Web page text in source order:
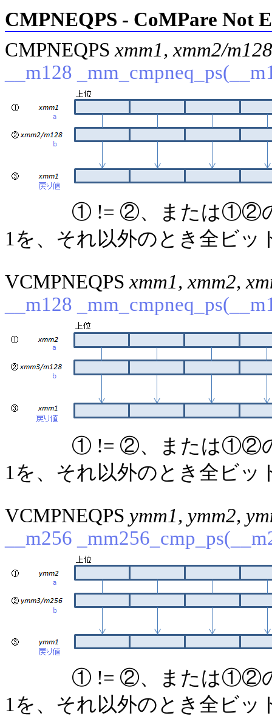
CMPNEQPS - CoMPare Not
CMPNEQPS xmm1, xmm2/m128
__m128
① != ②、または①②の
1を、それ以外のとき全ビ
VCMPNEQPS xmm1, xmm2,
__m128
① != ②、または①②の
1を、それ以外のとき全ビ
VCMPNEQPS ymm1, ymm2,
__m256
① != ②、または①②の
1を、それ以外のとき全ビ